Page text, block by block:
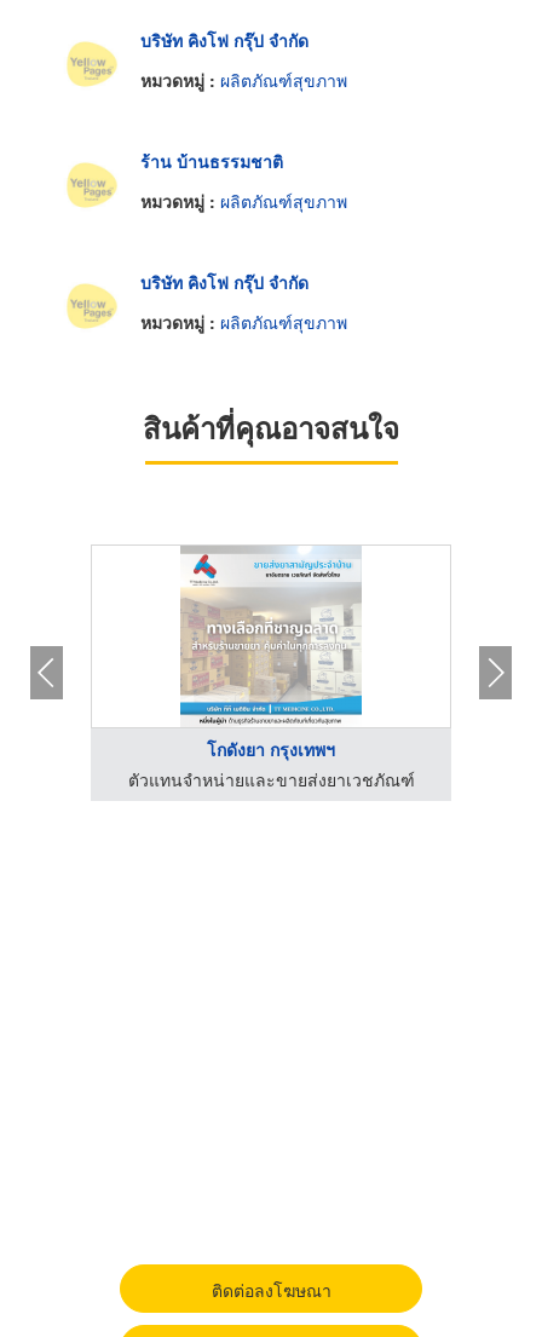
บริษัท คิงโฟ กรุ๊ป จำกัด
หมวดหมู่ : ผลิตภัณฑ์สุขภาพ
ร้าน บ้านธรรมชาติ
หมวดหมู่ : ผลิตภัณฑ์สุขภาพ
บริษัท คิงโฟ กรุ๊ป จำกัด
หมวดหมู่ : ผลิตภัณฑ์สุขภาพ
สินค้าที่คุณอาจสนใจ
โกดังยา กรุงเทพฯ
ตัวแทนจำหน่ายและขายส่งยาเวชภัณฑ์
ติดต่อลงโฆษณา